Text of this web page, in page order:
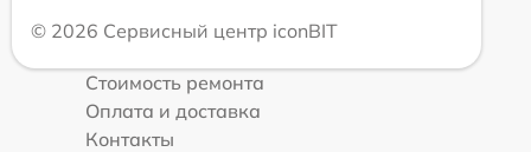
© 2026 Сервисный центр iconBIT
Стоимость ремонта
Оплата и доставка
Контакты